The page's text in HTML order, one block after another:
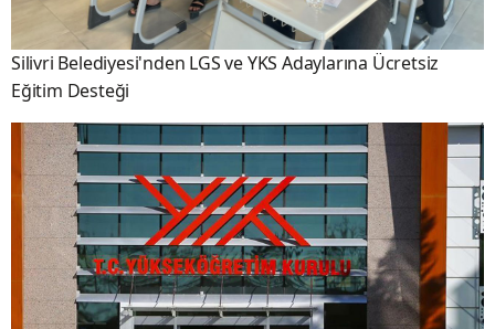
Silivri Belediyesi'nden LGS ve YKS Adaylarına Ücretsiz
Eğitim Desteği